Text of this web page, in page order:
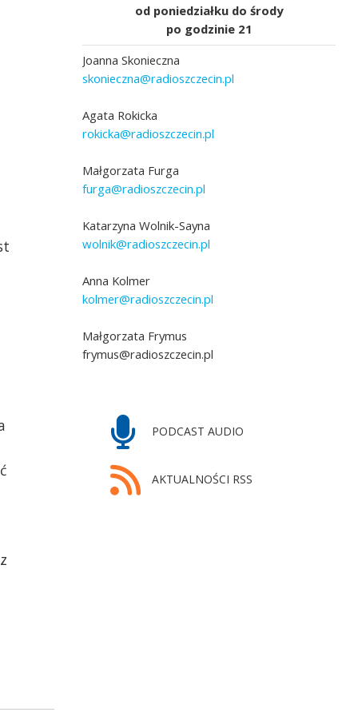
od poniedziałku do środy
po godzinie 21
Joanna Skonieczna
skonieczna@radioszczecin.pl
Agata Rokicka
rokicka@radioszczecin.pl
Małgorzata Furga
furga@radioszczecin.pl
Katarzyna Wolnik-Sayna
wolnik@radioszczecin.pl
Anna Kolmer
kolmer@radioszczecin.pl
Małgorzata Frymus
frymus@radioszczecin.pl
PODCAST AUDIO
AKTUALNOŚCI RSS